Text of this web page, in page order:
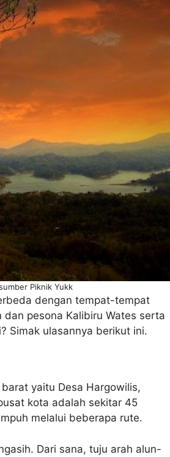
Piknik Yukk
dengan tempat-tempat
pesona Kalibiru Wates serta
Simak ulasannya berikut ini.
yaitu Desa Hargowilis,
kota adalah sekitar 45
melalui beberapa rute.
Dari sana, tuju arah alun-